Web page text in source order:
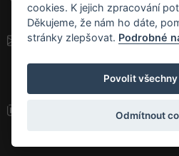
+420 604 728 042
info@boatpark.cz
cookies. K jejich zpracování
Děkujeme, že nám ho dáte,
stránky zlepšovat. Podrobné
Povolit
Odmítnout